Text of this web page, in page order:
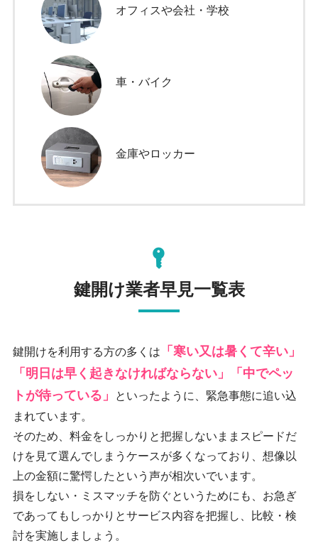
オフィスや会社・学校
車・バイク
金庫やロッカー
鍵開け業者早見一覧表
鍵開けを利用する方の多くは
「寒い又は暑くて辛い」
「明日は早く起きなければならない」「中でペッ
トが待っている」
といったように、緊急事態に追い込
まれています。
そのため、料金をしっかりと把握しないままスピードだ
けを見て選んでしまうケースが多くなっており、想像以
上の金額に驚愕したという声が相次いでいます。
損をしない・ミスマッチを防ぐというためにも、お急ぎ
であってもしっかりとサービス内容を把握し、比較・検
討を実施しましょう。